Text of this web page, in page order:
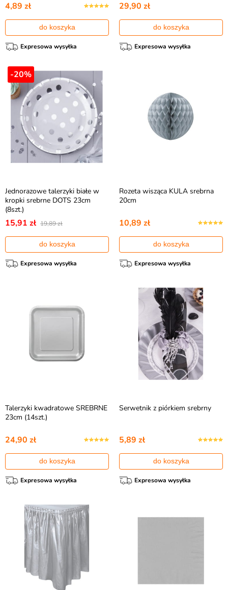
4,89 zł
do koszyka
Expresowa wysyłka
29,90 zł
do koszyka
Expresowa wysyłka
-20%
Jednorazowe talerzyki białe w
kropki srebrne DOTS 23cm
(8szt.)
15,91 zł 19,89 zł
do koszyka
Expresowa wysyłka
Rozeta wisząca KULA srebrna
20cm
10,89 zł
do koszyka
Expresowa wysyłka
Talerzyki kwadratowe SREBRNE
23cm (14szt.)
24,90 zł
do koszyka
Expresowa wysyłka
Serwetnik z piórkiem srebrny
5,89 zł
do koszyka
Expresowa wysyłka